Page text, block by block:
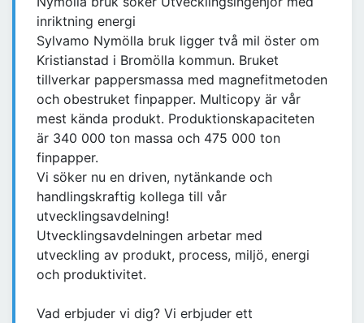
inriktning energi
Sylvamo Nymölla bruk ligger två mil öster om
Kristianstad i Bromölla kommun. Bruket
tillverkar pappersmassa med magnefitmetoden
och obestruket finpapper. Multicopy är vår
mest kända produkt. Produktionskapaciteten
är 340 000 ton massa och 475 000 ton
finpapper.
Vi söker nu en driven, nytänkande och
handlingskraftig kollega till vår
utvecklingsavdelning!
Utvecklingsavdelningen arbetar med
utveckling av produkt, process, miljö, energi
och produktivitet.
Vad erbjuder vi dig? Vi erbjuder ett